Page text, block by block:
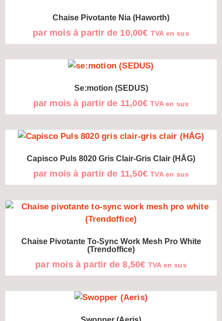
Chaise Pivotante Nia (Haworth)
par mois à partir de 10,00€ TVA en sus
Se:motion (SEDUS)
par mois à partir de 11,00€ TVA en sus
Capisco Puls 8020 Gris Clair-Gris Clair (HÅG)
par mois à partir de 11,50€ TVA en sus
Chaise Pivotante To-Sync Work Mesh Pro White
(Trendoffice)
par mois à partir de8,50€ TVA en sus